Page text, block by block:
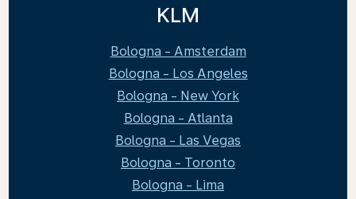
KLM
Bologna - Amsterdam
Bologna - Los Angeles
Bologna - New York
Bologna - Atlanta
Bologna - Las Vegas
Bologna - Toronto
Bologna - Lima